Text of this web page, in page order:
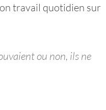
travail quotidien sur
ou non, ils ne